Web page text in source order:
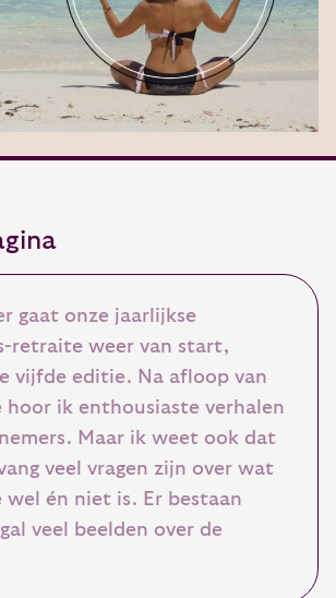
gaat onze jaarlijkse
retraite weer van start,
vijfde editie. Na afloop van
hoor ik enthousiaste verhalen
Maar ik weet ook dat
veel vragen zijn over wat
én niet is. Er bestaan
veel beelden over de